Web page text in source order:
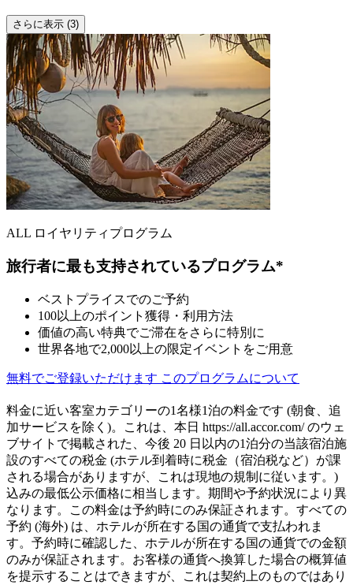
さらに表示 (3)
ALL ロイヤリティプログラム
旅行者に最も支持されているプログラム*
ベストプライスでのご予約
100以上のポイント獲得・利用方法
価値の高い特典でご滞在をさらに特別に
世界各地で2,000以上の限定イベントをご用意
無料でご登録いただけます このプログラムについて
料金に近い客室カテゴリーの1名様1泊の料金です (朝食、追
加サービスを除く)。これは、本日 https://all.accor.com/ のウェ
ブサイトで掲載された、今後 20 日以内の1泊分の当該宿泊施
設のすべての税金 (ホテル到着時に税金（宿泊税など）が課
される場合がありますが、これは現地の規制に従います。)
込みの最低公示価格に相当します。期間や予約状況により異
なります。この料金は予約時にのみ保証されます。すべての
予約 (海外) は、ホテルが所在する国の通貨で支払われま
す。予約時に確認した、ホテルが所在する国の通貨での金額
のみが保証されます。お客様の通貨へ換算した場合の概算値
を提示することはできますが、これは契約上のものではあり